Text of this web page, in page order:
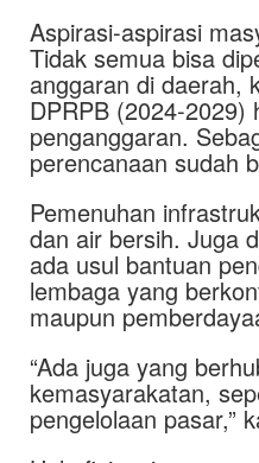
Aspirasi-aspirasi
Tidak semua bisa
anggaran di daerah,
DPRPB (2024-2029)
penganggaran.
perencanaan sudah
Pemenuhan
dan air bersih. Juga
ada usul bantuan
lembaga yang
maupun
“Ada juga yang
kemasyarakatan,
pengelolaan pasar,”